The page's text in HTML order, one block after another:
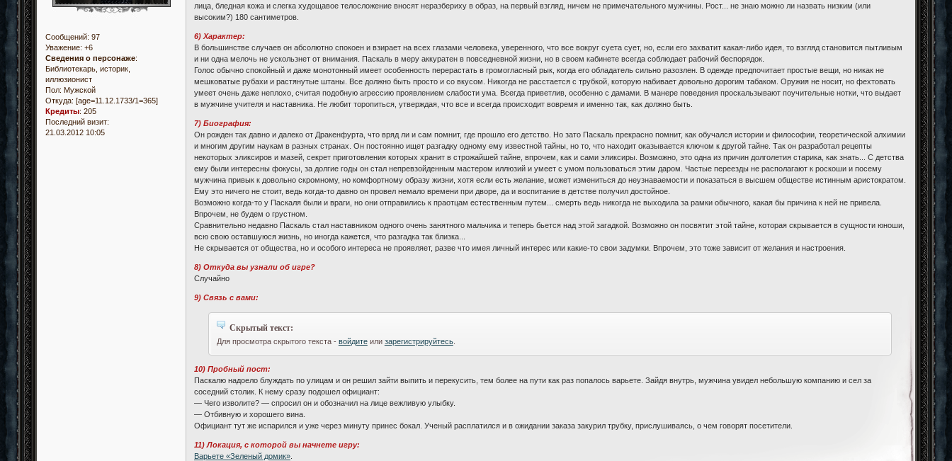
Сообщений: 97
Уважение: +6
Сведения о персонаже:
Библиотекарь, историк,
иллюзионист
Пол: Мужской
Откуда: [age=11.12.1733/1=365]
Кредиты: 205
Последний визит:
21.03.2012 10:05
лица, бледная кожа и слегка худощавое телосложение вносят неразбериху в образ, на первый взгляд, ничем не примечательного мужчины. Рост... не знаю можно ли назвать низким (или
высоким?) 180 сантиметров.
6) Характер:
В большинстве случаев он абсолютно спокоен и взирает на всех глазами человека, уверенного, что все вокруг суета сует, но, если его захватит какая-либо идея, то взгляд становится пытливым
и ни одна мелочь не ускользнет от внимания. Паскаль в меру аккуратен в повседневной жизни, но в своем кабинете всегда соблюдает рабочий беспорядок.
Голос обычно спокойный и даже монотонный имеет особенность перерастать в громогласный рык, когда его обладатель сильно разозлен. В одежде предпочитает простые вещи, но никак не
мешковатые рубахи и растянутые штаны. Все должно быть просто и со вкусом. Никогда не расстается с трубкой, которую набивает довольно дорогим табаком. Оружия не носит, но фехтовать
умеет очень даже неплохо, считая подобную агрессию проявлением слабости ума. Всегда приветлив, особенно с дамами. В манере поведения проскальзывают поучительные нотки, что выдает
в мужчине учителя и наставника. Не любит торопиться, утверждая, что все и всегда происходит вовремя и именно так, как должно быть.
7) Биография:
Он рожден так давно и далеко от Дракенфурта, что вряд ли и сам помнит, где прошло его детство. Но зато Паскаль прекрасно помнит, как обучался истории и философии, теоретической алхимии
и многим другим наукам в разных странах. Он постоянно ищет разгадку одному ему известной тайны, но то, что находит оказывается ключом к другой тайне. Так он разработал рецепты
некоторых эликсиров и мазей, секрет приготовления которых хранит в строжайшей тайне, впрочем, как и сами эликсиры. Возможно, это одна из причин долголетия старика, как знать... С детства
ему были интересны фокусы, за долгие годы он стал непревзойденным мастером иллюзий и умеет с умом пользоваться этим даром. Частые переезды не располагают к роскоши и посему
мужчина привык к довольно скромному, но комфортному образу жизни, хотя если есть желание, может измениться до неузнаваемости и показаться в высшем обществе истинным аристократом.
Ему это ничего не стоит, ведь когда-то давно он провел немало времени при дворе, да и воспитание в детстве получил достойное.
Возможно когда-то у Паскаля были и враги, но они отправились к праотцам естественным путем... смерть ведь никогда не выходила за рамки обычного, какая бы причина к ней не привела.
Впрочем, не будем о грустном.
Сравнительно недавно Паскаль стал наставником одного очень занятного мальчика и теперь бьется над этой загадкой. Возможно он посвятит этой тайне, которая скрывается в сущности юноши,
всю свою оставшуюся жизнь, но иногда кажется, что разгадка так близка...
Не скрывается от общества, но и особого интереса не проявляет, разве что имея личный интерес или какие-то свои задумки. Впрочем, это тоже зависит от желания и настроения.
8) Откуда вы узнали об игре?
Случайно
9) Связь с вами:
Скрытый текст:
Для просмотра скрытого текста - войдитеили зарегистрируйтесь.
10) Пробный пост:
Паскалю надоело блуждать по улицам и он решил зайти выпить и перекусить, тем более на пути как раз попалось варьете. Зайдя внутрь, мужчина увидел небольшую компанию и сел за
соседний столик. К нему сразу подошел официант:
— Чего изволите? — спросил он и обозначил на лице вежливую улыбку.
— Отбивную и хорошего вина.
Официант тут же испарился и уже через минуту принес бокал. Ученый расплатился и в ожидании заказа закурил трубку, прислушиваясь, о чем говорят посетители.
11) Локация, с которой вы начнете игру:
Варьете «Зеленый домик»